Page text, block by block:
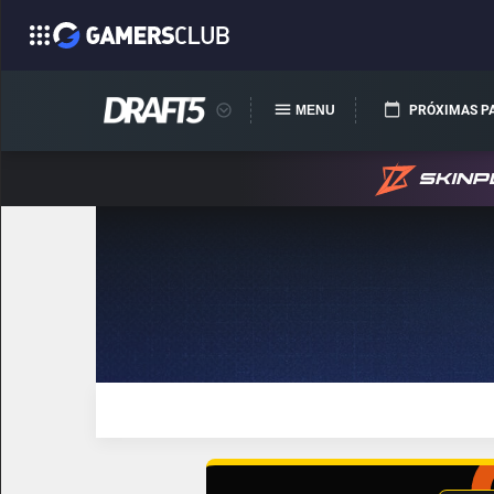
MENU PRÓXIMAS